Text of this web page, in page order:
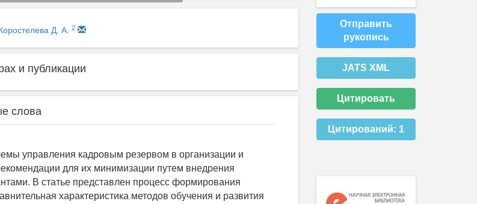
Д. А. 2
и публикации
слова
управления кадровым резервом в организации и
для их минимизации путем внедрения
В статье представлен процесс формирования
характеристика методов обучения и развития
Отправить
рукопись
JATS XML
Цитировать
Цитирований: 1